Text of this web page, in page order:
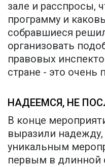
зале и расспросы,
программу и
собравшиеся
организовать
правовых
стране - это очень
НАДЕЕМСЯ, НЕ
В конце
выразили
уникальным
первым в длинной